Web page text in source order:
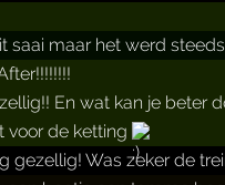
saai maar het werd
En wat kan je beter
voor de ketting
gezellig! Was zeker de